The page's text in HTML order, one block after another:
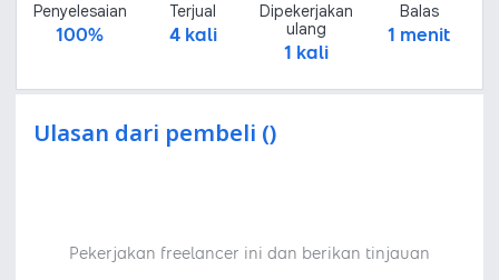
Penyelesaian
100%
Terjual
4 kali
Dipekerjakan
ulang
1 kali
Balas
1 menit
Ulasan dari pembeli ()
Pekerjakan freelancer ini dan berikan tinjauan